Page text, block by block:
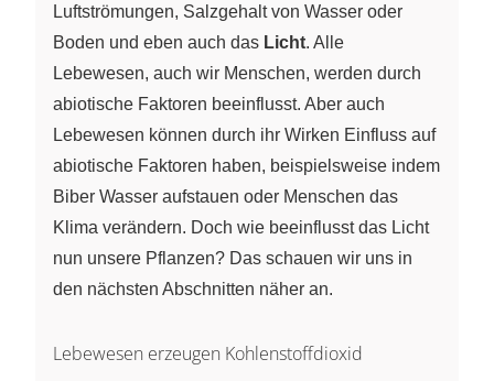
Luftströmungen, Salzgehalt von Wasser oder
Boden und eben auch das Licht. Alle
Lebewesen, auch wir Menschen, werden durch
abiotische Faktoren beeinflusst. Aber auch
Lebewesen können durch ihr Wirken Einfluss auf
abiotische Faktoren haben, beispielsweise indem
Biber Wasser aufstauen oder Menschen das
Klima verändern. Doch wie beeinflusst das Licht
nun unsere Pflanzen? Das schauen wir uns in
den nächsten Abschnitten näher an.
Lebewesen erzeugen Kohlenstoffdioxid